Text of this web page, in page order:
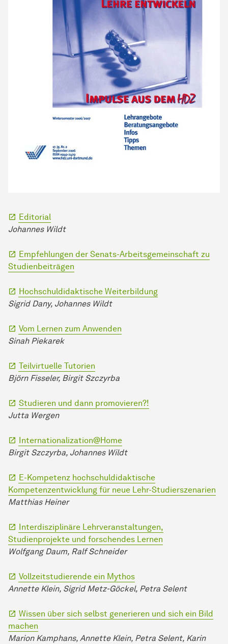
Editorial
Johannes Wildt
Empfehlungen der Senats-Arbeitsgemeinschaft zu
Studienbeiträgen
Hochschuldidaktische Weiterbildung
Sigrid Dany, Johannes Wildt
Vom Lernen zum Anwenden
Sinah Piekarek
Teilvirtuelle Tutorien
Björn Fisseler, Birgit Szczyrba
Studieren und dann promovieren?!
Jutta Wergen
Internationalization@Home
Birgit Szczyrba, Johannes Wildt
E-Kompetenz hochschuldidaktische
Kompetenzentwicklung für neue Lehr-Studierszenarien
Matthias Heiner
Interdisziplinäre Lehrveranstaltungen,
Studienprojekte und forschendes Lernen
Wolfgang Daum, Ralf Schneider
Vollzeitstudierende ein Mythos
Annette Klein, Sigrid Metz-Göckel, Petra Selent
Wissen über sich selbst generieren und sich ein Bild
machen
Marion Kamphans, Annette Klein, Petra Selent, Karin